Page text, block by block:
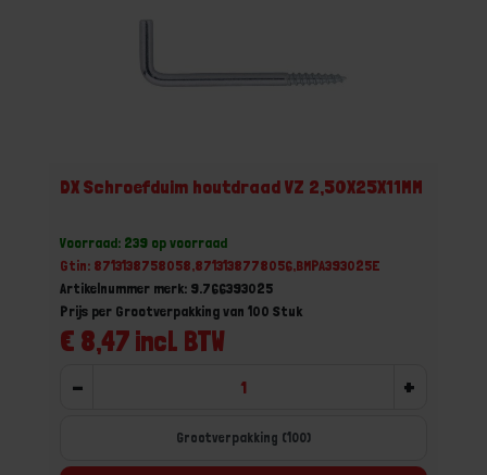
DX Schroefduim houtdraad VZ 2,50X25X11MM
Voorraad: 239 op voorraad
Gtin: 8713138758058,8713138778056,BMPA393025E
Artikelnummer merk: 9.766393025
€ 8,47 incl. BTW
Prijs per Grootverpakking van 100 Stuk
- +
Grootverpakking (100)